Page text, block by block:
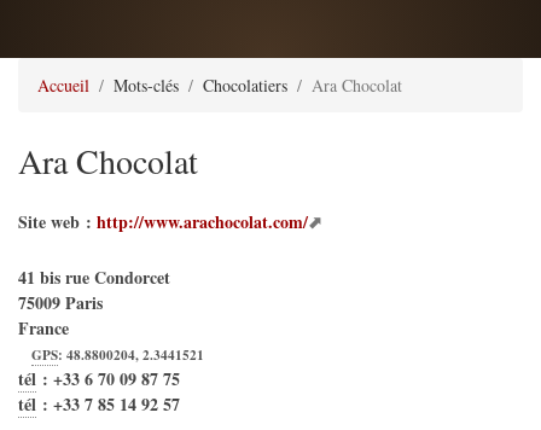
Accueil Mots-clés Chocolatiers Ara Chocolat
Ara Chocolat
Site web : http://www.arachocolat.com/
41 bis rue Condorcet
75009Paris
France
GPS:48.8800204,2.3441521
tél : +33 6 70 09 87 75
tél : +33 7 85 14 92 57